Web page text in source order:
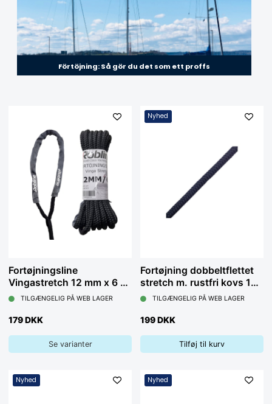
Förtöjning: Så gör du det som ett proffs
Fortøjningsline
Vingastretch 12 mm x 6 m,
sortTILGÆNGELIG PÅ WEB LAGER
179 DKK
Se varianter
Nyhed
Fortøjning dobbeltflettet
stretch m. rustfri kovs 14
mm x 4 m, navy
TILGÆNGELIG PÅ WEB LAGER
199 DKK
Tilføj til kurv
Nyhed Nyhed